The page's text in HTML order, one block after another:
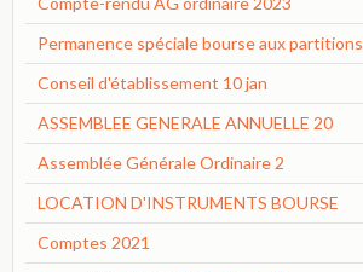
Permanence spéciale bourse aux partitions
Conseil d'établissement 10 jan
ASSEMBLEE GENERALE ANNUELLE 20
Assemblée Générale Ordinaire 2
LOCATION D'INSTRUMENTS BOURSE
Comptes 2021